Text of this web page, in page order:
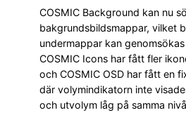
COSMIC Background kan nu
bakgrundsbildsmappar, vilket
undermappar kan
COSMIC Icons har fått fler
och COSMIC OSD har fått en
där volymindikatorn inte
och utvolym låg på samma